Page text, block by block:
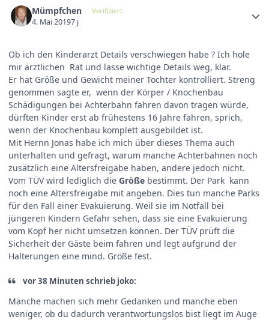
Mümpfchen Verifiziert
4. Mai 20197 j
Ob ich den Kinderarzt Details verschwiegen habe ? Ich hole
mir ärztlichen Rat und lasse wichtige Details weg, klar.
Er hat Größe und Gewicht meiner Tochter kontrolliert. Streng
genommen sagte er, wenn der Körper / Knochenbau
Schädigungen bei Achterbahn fahren davon tragen würde,
dürften Kinder erst ab frühestens 16 Jahre fahren, sprich,
wenn der Knochenbau komplett ausgebildet ist.
Mit Hernn Jonas habe ich mich über dieses Thema auch
unterhalten und gefragt, warum manche Achterbahnen noch
zusätzlich eine Altersfreigabe haben, andere jedoch nicht.
Vom TÜV wird lediglich die Größe bestimmt. Der Park kann
noch eine Altersfreigabe mit angeben. Dies tun manche Parks
für den Fall einer Evakuierung. Weil sie im Notfall bei
jüngeren Kindern Gefahr sehen, dass sie eine Evakuierung
vom Kopf her nicht umsetzen können. Der TÜV prüft die
Sicherheit der Gäste beim fahren und legt aufgrund der
Halterungen eine mind. Größe fest.
vor 38 Minuten schrieb joko:
Manche machen sich mehr Gedanken und manche eben
weniger, ob du dadurch verantwortungslos bist liegt im Auge